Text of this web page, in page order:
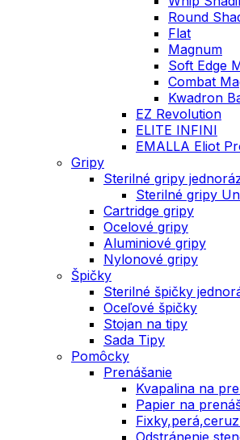
Round
Flat
Magnum
Soft Edge
Combat
Kwadron
EZ Revolution
ELITE INFINI
EMALLA Eliot
Gripy
Sterilné gripy
Sterilné gripy
Cartridge gripy
Ocelové gripy
Aluminiové gripy
Nylonové gripy
Špičky
Sterilné špičky
Oceľové špičky
Stojan na tipy
Sada Tipy
Pomôcky
Prenášanie
Kvapalina na
Papier na
Odstránenie